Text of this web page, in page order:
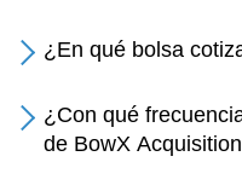
¿En qué bolsa
¿Con qué
de BowX